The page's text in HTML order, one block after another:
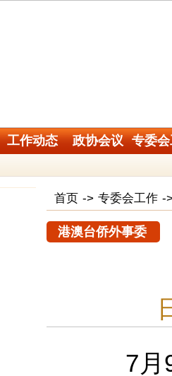
工作动态 政协会议 专委
首页 -> 专委会工作 -
港澳台侨外事委
7月9